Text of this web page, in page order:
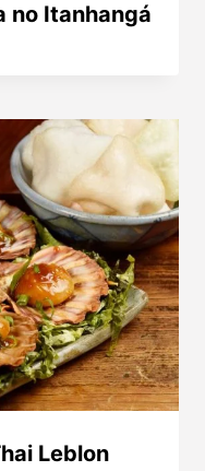
no Itanhangá
Leblon